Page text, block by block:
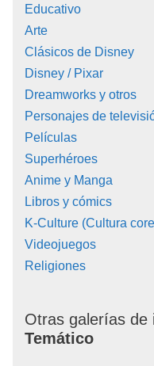
Educativo
Arte
Clásicos de Disney
Disney / Pixar
Dreamworks y otros
Personajes de
Películas
Superhéroes
Anime y Manga
Libros y cómics
K-Culture (Cultura
Videojuegos
Religiones
Otras galerías de
Temático